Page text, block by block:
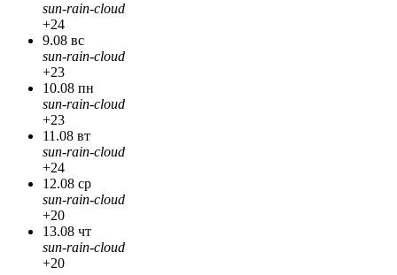
sun-rain-cloud
+24
9.08 вс
sun-rain-cloud
+23
10.08 пн
sun-rain-cloud
+23
11.08 вт
sun-rain-cloud
+24
12.08 ср
sun-rain-cloud
+20
13.08 чт
sun-rain-cloud
+20